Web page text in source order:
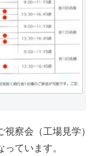
察会（工場見学）
ています。